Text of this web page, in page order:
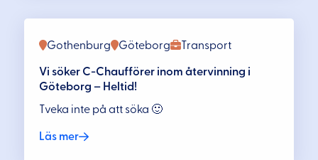
Transport
Gothenburg Göteborg
Vi söker C-Chaufförer inom återvinning i
Göteborg – Heltid!
Tveka inte på att söka 🙂
Läs mer